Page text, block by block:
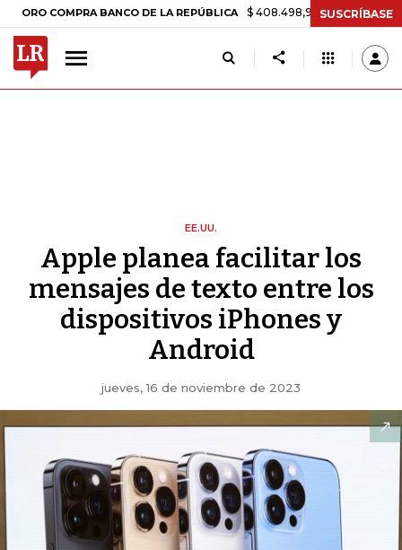
BANCO DE LA REPÚBLICA $ 408.498,97 +$ 8.753,81 +2,19%
SUSCRÍBASE
EE.UU.
Apple planea facilitar los
mensajes de texto entre los
dispositivos iPhones y
Android
jueves, 16 de noviembre de 2023